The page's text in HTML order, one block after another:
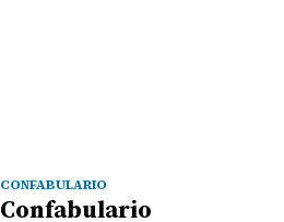
CONFABULARIO
Confabulario